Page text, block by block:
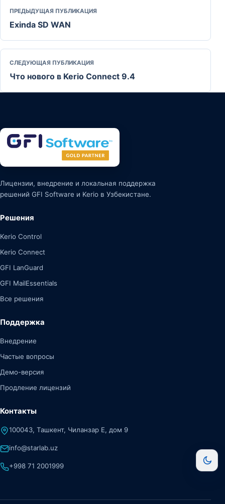
ПРЕДЫДУЩАЯ ПУБЛИКАЦИЯ
Exinda SD WAN
СЛЕДУЮЩАЯ ПУБЛИКАЦИЯ
Что нового в Kerio Connect 9.4
Лицензии, внедрение и локальная поддержка
решений GFI Software и Kerio в Узбекистане.
Решения
Kerio Control
Kerio Connect
GFI LanGuard
GFI MailEssentials
Все решения
Поддержка
Внедрение
Частые вопросы
Демо-версия
Продление лицензий
Контакты
100043, Ташкент, Чиланзар Е, дом 9
info@starlab.uz
+998 71 2001999